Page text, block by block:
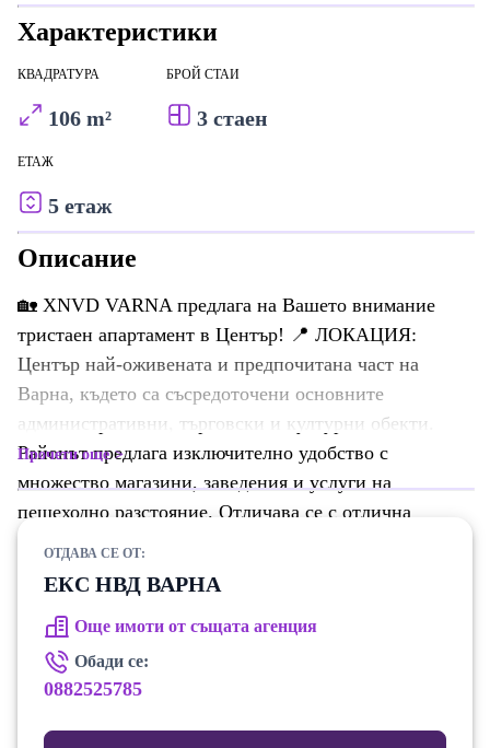
Характеристики
КВАДРАТУРА
106 m²
БРОЙ СТАИ
3 стаен
ЕТАЖ
5 етаж
Описание
🏡 XNVD VARNA предлага на Вашето внимание
тристаен апартамент в Център! 📍 ЛОКАЦИЯ:
Център най-оживената и предпочитана част на
Варна, където са съсредоточени основните
административни, търговски и културни обекти.
Районът предлага изключително удобство с
множество магазини, заведения и услуги на
пешеходно разстояние. Отличава се с отлична
градски начин на живот. 📐ХАРАКТЕРИСТИКИ: ✔
площ: 106 кв.м. ✔ етаж: 5 от 7 ✔ разпределение:
коридор,кухненски бокс+всекидневна, спалня,
тераса, баня+тоалетна. 🛋️ СЪСТОЯНИЕ: Жилището
Прочети още
ОТДАВА СЕ ОТ:
ЕКС НВД ВАРНА
Още имоти от същата агенция
Обади се:
0882525785